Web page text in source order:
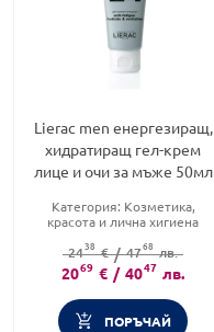
Lierac men енергезиращ,
хидратиращ гел-крем
лице и очи за мъже 50мл
Категория: Козметика,
красота и лична хигиена
Форма на продукта:крем
2438 € / 4768 лв.
2069 € / 4047 лв.
ПОРЪЧАЙ